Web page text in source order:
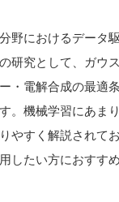
野におけるデータ
研究として、ガウ
・電解合成の最適
。機械学習にあま
やすく解説されて
したい方におすす